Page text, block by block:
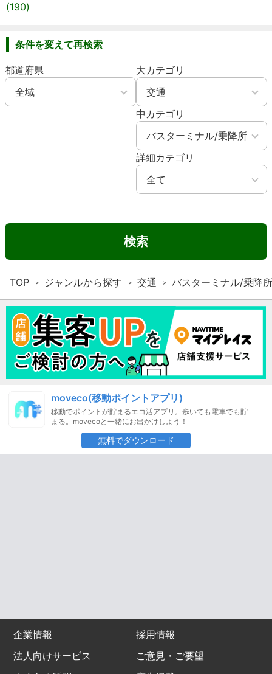
(190)
条件を変えて再検索
都道府県 大カテゴリ
中カテゴリ
詳細カテゴリ
検索
TOP ジャンルから探す 交通 バスターミナル/乗降所
moveco(移動ポイントアプリ)
移動でポイントが貯まるエコ活アプリ。歩いても電車でも貯
まる。movecoと一緒にお出かけしよう！
無料でダウンロード
企業情報
採用情報
法人向けサービス
ご意見・ご要望